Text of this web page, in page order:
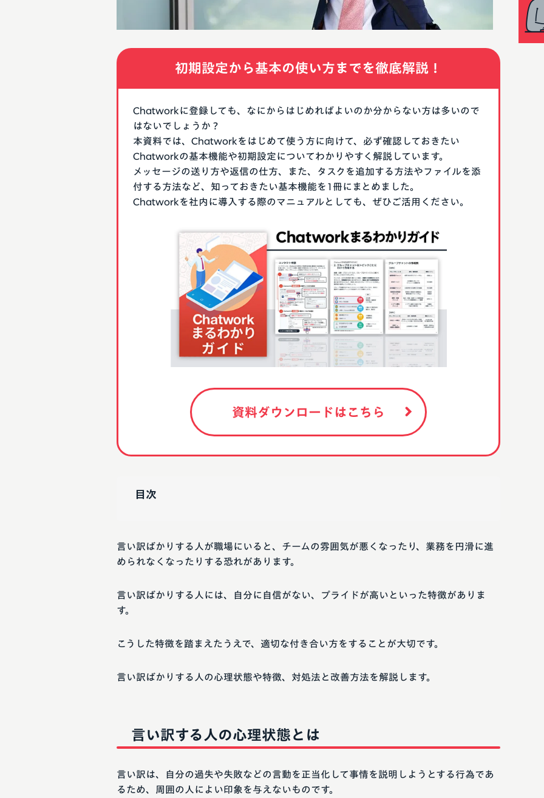
初期設定から基本の使い方までを徹底解説！
Chatworkに登録しても、なにからはじめればよいのか分からない方は多いので
はないでしょうか？
本資料では、Chatworkをはじめて使う方に向けて、必ず確認しておきたい
Chatworkの基本機能や初期設定についてわかりやすく解説しています。
メッセージの送り方や返信の仕方、また、タスクを追加する方法やファイルを添
付する方法など、知っておきたい基本機能を1冊にまとめました。
Chatworkを社内に導入する際のマニュアルとしても、ぜひご活用ください。
資料ダウンロードはこちら
目次
言い訳ばかりする人が職場にいると、チームの雰囲気が悪くなったり、業務を円滑に進
められなくなったりする恐れがあります。
言い訳ばかりする人には、自分に自信がない、プライドが高いといった特徴がありま
す。
こうした特徴を踏まえたうえで、適切な付き合い方をすることが大切です。
言い訳ばかりする人の心理状態や特徴、対処法と改善方法を解説します。
言い訳する人の心理状態とは
言い訳は、自分の過失や失敗などの言動を正当化して事情を説明しようとする行為であ
るため、周囲の人によい印象を与えないものです。